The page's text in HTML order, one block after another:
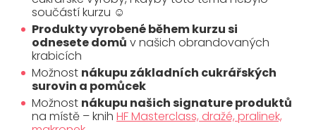
součástí kurzu ☺
Produkty vyrobené během kurzu si
odnesete domů v našich obrandovaných
krabicích
Možnost nákupu základních cukrářských
surovin a pomůcek
Možnost nákupu našich signature produktů
na místě – knih HF Masterclass, dražé, pralinek,